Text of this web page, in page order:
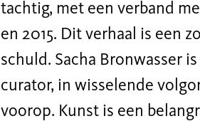
tachtig, met een verband
en 2015. Dit verhaal is een
schuld. Sacha Bronwasser
curator, in wisselende
voorop. Kunst is een